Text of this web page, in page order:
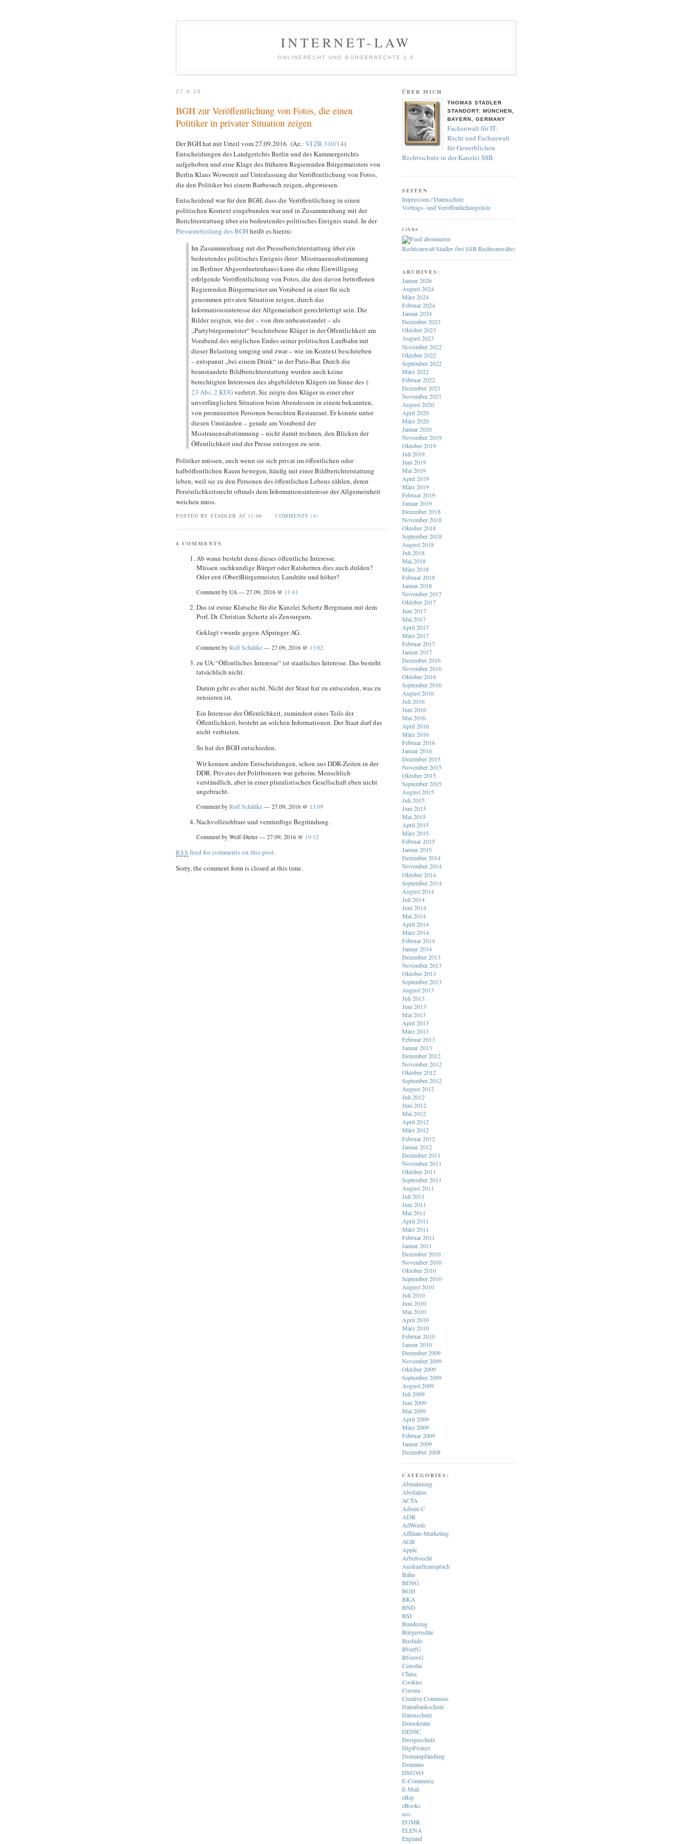
INTERNET-LAW
ONLINERECHT UND BÜRGERRECHTE 2.0
27.9.16
BGH zur Veröffentlichung von Fotos, die einen
Politiker in privater Situation zeigen
Der BGH hat mit Urteil vom 27.09.2016 (Az.: VI ZR 310/14)
Entscheidungen des Landgerichts Berlin und des Kammergerichts
aufgehoben und eine Klage des früheren Regierenden Bürgermeisters von
Berlin Klaus Wowereit auf Unterlassung der Veröffentlichung von Fotos,
die den Politiker bei einem Barbesuch zeigen, abgewiesen.
Entscheidend war für den BGH, dass die Veröffentlichung in einen
politischen Kontext eingebunden war und in Zusammenhang mit der
Berichterstattung über ein bedeutendes politisches Ereignis stand. In der
Pressemitteilung des BGHheißt es hierzu:
Im Zusammenhang mit der Presseberichterstattung über ein
bedeutendes politisches Ereignis (hier: Misstrauensabstimmung
im Berliner Abgeordnetenhaus) kann die ohne Einwilligung
erfolgende Veröffentlichung von Fotos, die den davon betroffenen
Regierenden Bürgermeister am Vorabend in einer für sich
genommen privaten Situation zeigen, durch das
Informationsinteresse der Allgemeinheit gerechtfertigt sein. Die
Bilder zeigten, wie der – von ihm unbeanstandet – als
„Partybürgermeister“ beschriebene Kläger in der Öffentlichkeit am
Vorabend des möglichen Endes seiner politischen Laufbahn mit
dieser Belastung umging und zwar – wie im Kontext beschrieben
– entspannt „bei einem Drink“ in der Paris-Bar. Durch die
beanstandete Bildberichterstattung wurden auch keine
berechtigten Interessen des abgebildeten Klägers im Sinne des §
23 Abs. 2 KUGverletzt. Sie zeigte den Kläger in einer eher
unverfänglichen Situation beim Abendessen in einem bekannten,
von prominenten Personen besuchten Restaurant. Er konnte unter
diesen Umständen – gerade am Vorabend der
Misstrauensabstimmung – nicht damit rechnen, den Blicken der
Öffentlichkeit und der Presse entzogen zu sein.
Politiker müssen, auch wenn sie sich privat im öffentlichen oder
halböffentlichen Raum bewegen, häufig mit einer Bildberichterstattung
leben, weil sie zu den Personen des öffentlichen Lebens zählen, deren
Persönlichkeitsrecht oftmals dem Informationsinteresse der Allgemeinheit
weichen muss.
POSTED BY STADLER AT 11:06 COMMENTS (4)
4 COMMENTS
Ab wann besteht denn dieses öffentliche Interesse.
Müssen sachkundige Bürger oder Ratsherren dies auch dulden?
Oder erst (Ober)Bürgermeister, Landräte und höher?
Comment by UA — 27.09, 2016 @ 11:41
Das ist euine Klatsche für die Kanzlei Schertz Bergmann mit dem
Porf. Dr. Christian Schertz als Zensurguru.
Geklagt vwurde gegen ASpringer AG.
Comment by Rolf Schälike — 27.09, 2016 @ 13:02
zu UA:“Öffentliches Interesse“ ist staatliches Interesse. Das besteht
tatsächlich nicht.
Darum geht es aber nicht. Nicht der Staat hat zu entsceiden, was zu
zensieren ist.
Ein Interesse der Öffentlchkeit, zumindest eines Teils der
Öffentlichkeit, besteht an solchen Informationen. Der Staat darf das
nicht verbieten.
So hat der BGH entschieden.
Wir kennen andere Entscheidungen, schon aus DDR-Zeiten in der
DDR. Privates der Politbonzen war geheim. Menschlich
verständlich, aber in einer pluralistischen Gesellschaft eben nicht
angebracht.
Comment by Rolf Schälike — 27.09, 2016 @ 13:09
Nachvollziehbare und vernünftige Begründung.
Comment by Wolf-Dieter — 27.09, 2016 @ 19:12
RSS feed for comments on this post.
Sorry, the comment form is closed at this time.
ÜBER MICH
THOMAS STADLER
STANDORT: MÜNCHEN,
BAYERN, GERMANY
Fachanwalt für IT-
Recht und Fachanwalt
für Gewerblichen
Rechtsschutz in der Kanzlei SSB
SEITEN
Impressum / Datenschutz
Vortrags- und Veröffentlichungsliste
LINKS
Rechtsanwalt Stadler (bei SSB Rechtsanwälte)
ARCHIVES:
Januar 2026
August 2024
März 2024
Februar 2024
Januar 2024
Dezember 2023
Oktober 2023
August 2023
November 2022
Oktober 2022
September 2022
März 2022
Februar 2022
Dezember 2021
November 2021
August 2020
April 2020
März 2020
Januar 2020
November 2019
Oktober 2019
Juli 2019
Juni 2019
Mai 2019
April 2019
März 2019
Februar 2019
Januar 2019
Dezember 2018
November 2018
Oktober 2018
September 2018
August 2018
Juli 2018
Mai 2018
März 2018
Februar 2018
Januar 2018
November 2017
Oktober 2017
Juni 2017
Mai 2017
April 2017
März 2017
Februar 2017
Januar 2017
Dezember 2016
November 2016
Oktober 2016
September 2016
August 2016
Juli 2016
Juni 2016
Mai 2016
April 2016
März 2016
Februar 2016
Januar 2016
Dezember 2015
November 2015
Oktober 2015
September 2015
August 2015
Juli 2015
Juni 2015
Mai 2015
April 2015
März 2015
Februar 2015
Januar 2015
Dezember 2014
November 2014
Oktober 2014
September 2014
August 2014
Juli 2014
Juni 2014
Mai 2014
April 2014
März 2014
Februar 2014
Januar 2014
Dezember 2013
November 2013
Oktober 2013
September 2013
August 2013
Juli 2013
Juni 2013
Mai 2013
April 2013
März 2013
Februar 2013
Januar 2013
Dezember 2012
November 2012
Oktober 2012
September 2012
August 2012
Juli 2012
Juni 2012
Mai 2012
April 2012
März 2012
Februar 2012
Januar 2012
Dezember 2011
November 2011
Oktober 2011
September 2011
August 2011
Juli 2011
Juni 2011
Mai 2011
April 2011
März 2011
Februar 2011
Januar 2011
Dezember 2010
November 2010
Oktober 2010
September 2010
August 2010
Juli 2010
Juni 2010
Mai 2010
April 2010
März 2010
Februar 2010
Januar 2010
Dezember 2009
November 2009
Oktober 2009
September 2009
August 2009
Juli 2009
Juni 2009
Mai 2009
April 2009
März 2009
Februar 2009
Januar 2009
Dezember 2008
CATEGORIES:
Abmahnung
Abofallen
ACTA
Admin-C
ADR
AdWords
Affiliate-Marketing
AGB
Apple
Arbeitsrecht
Auskunftsanspruch
Bahn
BDSG
BGH
BKA
BND
BSI
Bundestag
Bürgerrechte
Bushido
BVerfG
BVerwG
Censilia
China
Cookies
Corona
Creative Commons
Datenbankschutz
Datenschutz
Demokratie
DENIC
Designschutz
DigiProtect
Domainpfändung
Domains
DSGVO
E-Commerce
E-Mail
eBay
eBooks
eco
EGMR
ELENA
England